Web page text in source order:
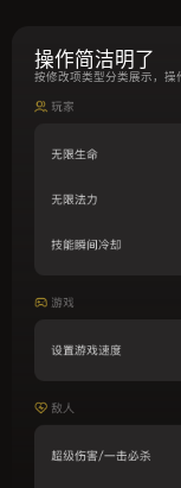
操作简洁明了
按修改项类型分类展示，操